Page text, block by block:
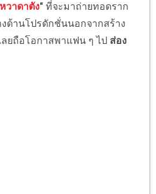
วาดาตัง"ที่จะมาถ่ายทอดราก
ด้านโปรดักชั่นนอกจากสร้าง
ยถือโอกาสพาแฟน ๆ ไป ส่อง